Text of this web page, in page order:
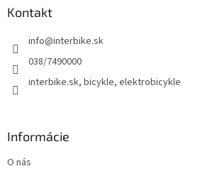
Kontakt
info@interbike.sk
038/7490000
interbike.sk, bicykle, elektrobicykle
Informácie
O nás